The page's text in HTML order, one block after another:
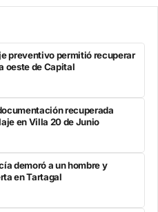
preventivo permitió recuperar
oeste de Capital
recuperada
en Villa 20 de Junio
demoró a un hombre y
en Tartagal